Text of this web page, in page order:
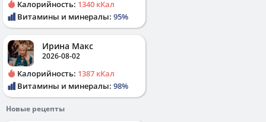
Калорийность: 1340 кКал
Витамины и минералы: 95%
Ирина Макс
2026-08-02
Калорийность: 1387 кКал
Витамины и минералы: 98%
Новые рецепты